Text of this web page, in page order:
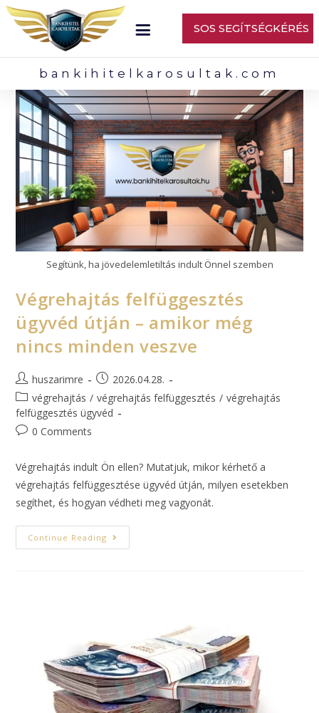
SOS SEGÍTSÉGKÉRÉS
bankihitelkarosultak.com
Segítünk, ha jövedelemletiltás indult Önnel szemben
Végrehajtás felfüggesztés
ügyvéd útján – amikor még
nincs minden veszve
huszarimre
2026.04.28.
végrehajtás / végrehajtás felfüggesztés / végrehajtás
felfüggesztés ügyvéd
0 Comments
Végrehajtás indult Ön ellen? Mutatjuk, mikor kérhető a
végrehajtás felfüggesztése ügyvéd útján, milyen esetekben
segíthet, és hogyan védheti meg vagyonát.
Continue Reading